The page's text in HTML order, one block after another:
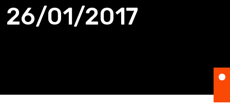
26/01/2017